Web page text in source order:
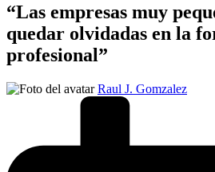
“Las empresas muy
quedar olvidadas en la
profesional”
Publicado
Raul J. Gomzalez